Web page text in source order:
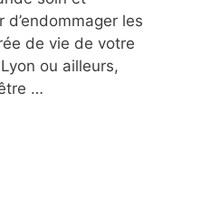
les
de vie de votre
ou ailleurs,
…